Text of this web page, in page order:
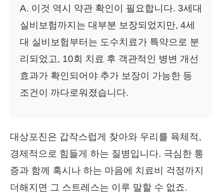
A. 이것 역시 약관 확인이 필요합니다. 3세대
실비보험까지는 대부분 보장되었지만, 4세
대 실비보험부터는 도수치료가 특약으로 분
리되었고, 10회 치료 후 객관적인 병변 개선
효과가 확인되어야 추가 보장이 가능한 등
조건이 까다로워졌습니다.
대상포진은 갑작스럽게 찾아와 우리를 육체적,
경제적으로 힘들게 하는 질병입니다. 극심한 통
증과 함께 혹시나 하는 마음에 치료비 걱정까지
더해지면 그 스트레스는 이루 말할 수 없죠.